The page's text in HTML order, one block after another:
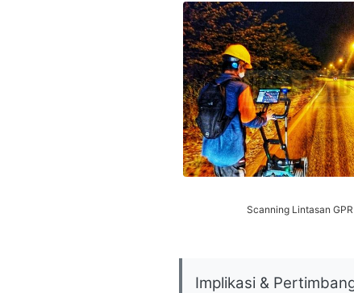
Scanning Lintasan GPR
Implikasi &